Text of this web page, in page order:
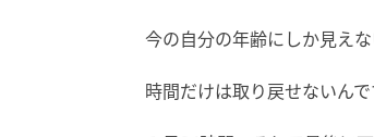
今の自分の年齢にしか見え
時間だけは取り戻せないんで